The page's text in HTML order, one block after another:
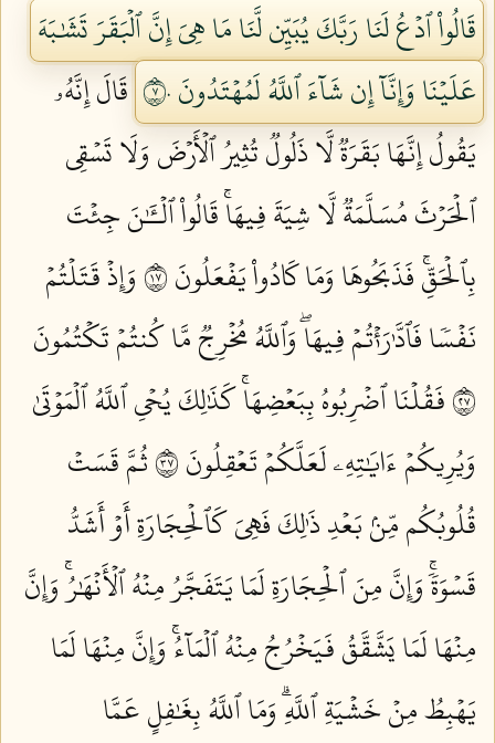
قَالُواْ ٱدۡعُ لَنَا رَبَّكَ يُبَيِّن لَّنَا مَا هِيَ إِنَّ ٱلۡبَقَرَ تَشَٰبَهَ
عَلَيۡنَا وَإِنَّآ إِن شَآءَ ٱللَّهُ لَمُهۡتَدُونَ ٧٠
قَالَ إِنَّهُۥ
يَقُولُ إِنَّهَا بَقَرَةٞ لَّا ذَلُولٞ تُثِيرُ ٱلۡأَرۡضَ وَلَا تَسۡقِي
ٱلۡحَرۡثَ مُسَلَّمَةٞ لَّا شِيَةَ فِيهَاۚ قَالُواْ ٱلۡـَٰٔنَ جِئۡتَ
بِٱلۡحَقِّۚ فَذَبَحُوهَا وَمَا كَادُواْ يَفۡعَلُونَ ٧١
وَإِذۡ قَتَلۡتُمۡ
نَفۡسٗا فَٱدَّٰرَٰءۡتُمۡ فِيهَاۖ وَٱللَّهُ مُخۡرِجٞ مَّا كُنتُمۡ تَكۡتُمُونَ
٧٢فَقُلۡنَا ٱضۡرِبُوهُ بِبَعۡضِهَاۚ كَذَٰلِكَ يُحۡيِ ٱللَّهُ ٱلۡمَوۡتَىٰ
وَيُرِيكُمۡ ءَايَٰتِهِۦ لَعَلَّكُمۡ تَعۡقِلُونَ ٧٣
ثُمَّ قَسَتۡ
قُلُوبُكُم مِّنۢ بَعۡدِ ذَٰلِكَ فَهِيَ كَٱلۡحِجَارَةِ أَوۡ أَشَدُّ
قَسۡوَةٗۚ وَإِنَّ مِنَ ٱلۡحِجَارَةِ لَمَا يَتَفَجَّرُ مِنۡهُ ٱلۡأَنۡهَٰرُۚ وَإِنَّ
مِنۡهَا لَمَا يَشَّقَّقُ فَيَخۡرُجُ مِنۡهُ ٱلۡمَآءُۚ وَإِنَّ مِنۡهَا لَمَا
يَهۡبِطُ مِنۡ خَشۡيَةِ ٱللَّهِۗ وَمَا ٱللَّهُ بِغَٰفِلٍ عَمَّا